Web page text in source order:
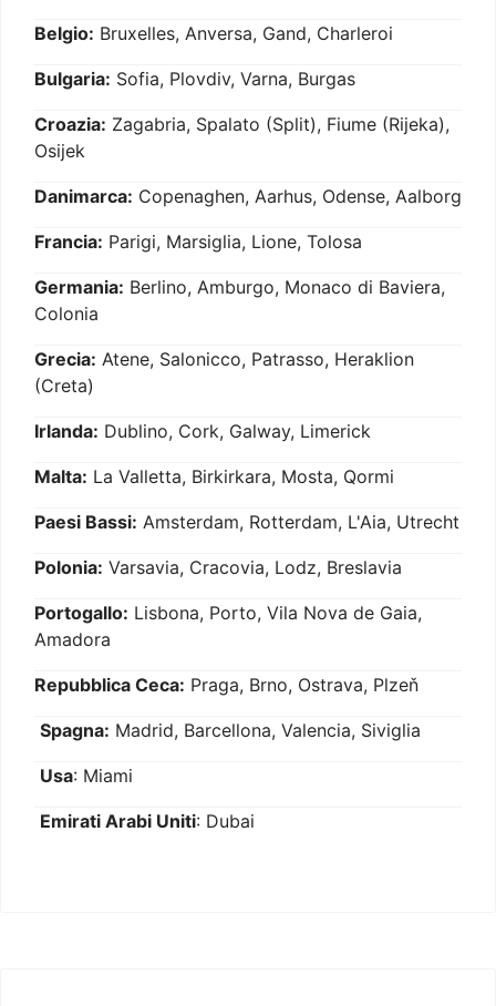
Belgio: Bruxelles, Anversa, Gand, Charleroi
Bulgaria: Sofia, Plovdiv, Varna, Burgas
Croazia: Zagabria, Spalato (Split), Fiume (Rijeka),
Osijek
Danimarca: Copenaghen, Aarhus, Odense, Aalborg
Francia: Parigi, Marsiglia, Lione, Tolosa
Germania: Berlino, Amburgo, Monaco di Baviera,
Colonia
Grecia: Atene, Salonicco, Patrasso, Heraklion
(Creta)
Irlanda: Dublino, Cork, Galway, Limerick
Malta: La Valletta, Birkirkara, Mosta, Qormi
Paesi Bassi: Amsterdam, Rotterdam, L'Aia, Utrecht
Polonia: Varsavia, Cracovia, Lodz, Breslavia
Portogallo: Lisbona, Porto, Vila Nova de Gaia,
Amadora
Repubblica Ceca: Praga, Brno, Ostrava, Plzeň
Spagna: Madrid, Barcellona, Valencia, Siviglia
Usa: Miami
Emirati Arabi Uniti: Dubai